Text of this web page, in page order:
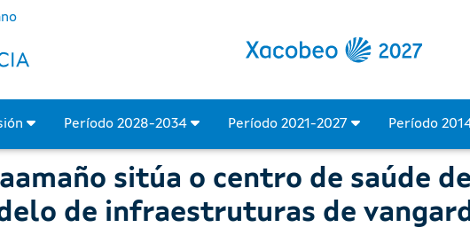
sitúa o centro de saúde
Período 2028-2034 Período 2021-2027 Período
sitúa o centro de saúde
de infraestruturas de